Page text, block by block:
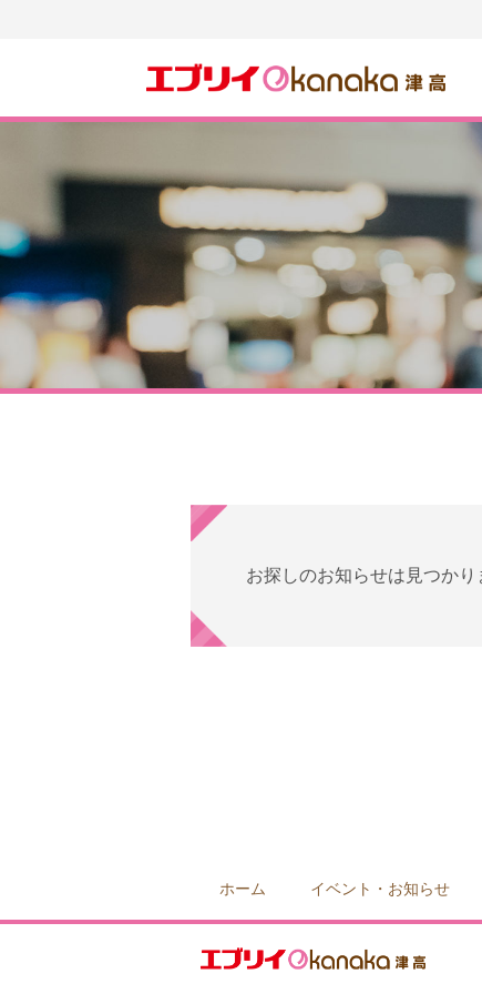
お探しのお知らせは見つかり
ホーム イベント・お知らせ